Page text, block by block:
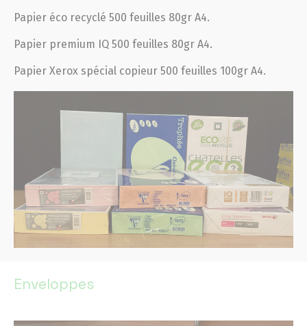
Papier éco recyclé 500 feuilles 80gr A4.
Papier premium IQ 500 feuilles 80gr A4.
Papier Xerox spécial copieur 500 feuilles 100gr A4.
Enveloppes